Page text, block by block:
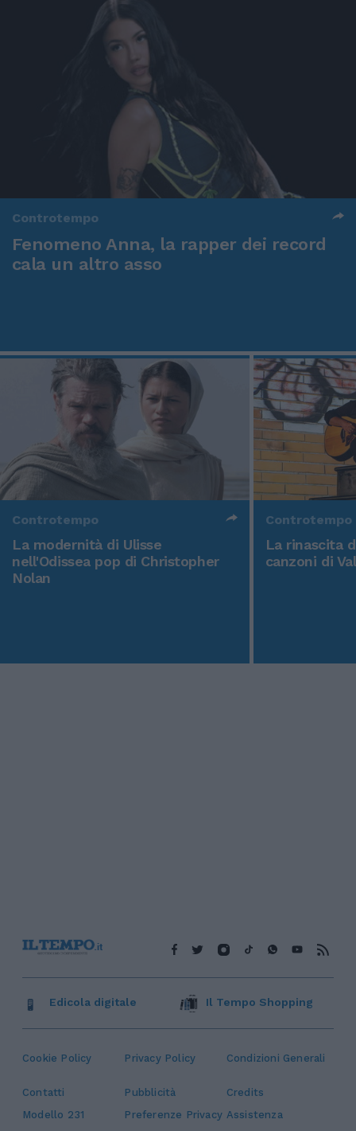
Controtempo
Fenomeno Anna, la rapper dei record
cala un altro asso
Controtempo
La modernità di Ulisse
nell'Odissea pop di Christopher
Nolan
Controtempo
La rinascita
canzoni di
Cookie Policy Privacy Policy Condizioni Generali
Contatti Pubblicità
Credits
Modello 231
Preferenze Privacy Assistenza
Edicola digitale Il Tempo Shopping